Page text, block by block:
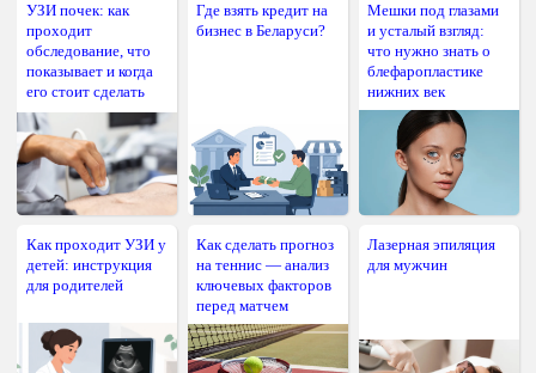
УЗИ почек: как
проходит
обследование, что
показывает и когда
его стоит сделать
Где взять кредит на
бизнес в Беларуси?
Мешки под глазами
и усталый взгляд:
что нужно знать о
блефаропластике
нижних век
Как проходит УЗИ у
детей: инструкция
для родителей
Как сделать прогноз
на теннис — анализ
ключевых факторов
перед матчем
Лазерная эпиляция
для мужчин